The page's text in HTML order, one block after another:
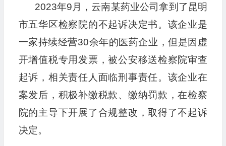
2023年9月，云南某药业公司拿到了昆明
市五华区检察院的不起诉决定书。该企业是
一家持续经营30余年的医药企业，但是因虚
开增值税专用发票，被公安移送检察院审查
起诉，相关责任人面临刑事责任。该企业在
案发后，积极补缴税款、缴纳罚款，在检察
院的主导下开展了合规整改，取得了不起诉
决定。